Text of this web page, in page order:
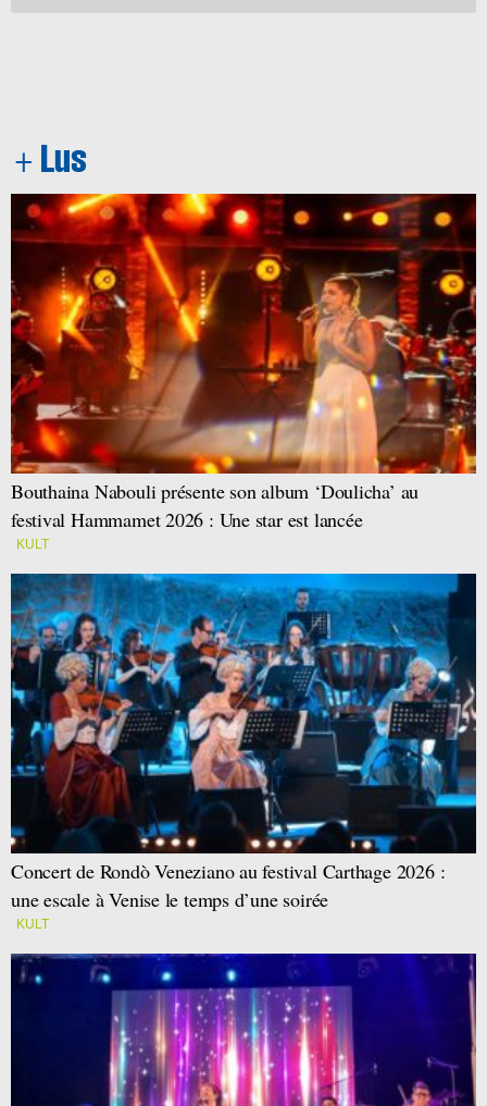
Bouthaina Nabouli présente son album ‘Doulicha’ au
festival Hammamet 2026 : Une star est lancée
KULT
Concert de Rondò Veneziano au festival Carthage 2026 :
une escale à Venise le temps d’une soirée
KULT